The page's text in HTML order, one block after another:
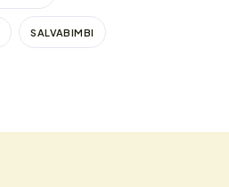
SALVABIMBI